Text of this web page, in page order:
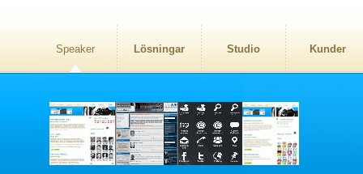
Speaker Lösningar Studio Kunder